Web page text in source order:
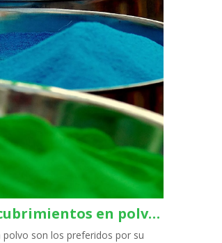
Gestión de recubrimientos en polvo contaminados: una guía práctica
son los preferidos por su